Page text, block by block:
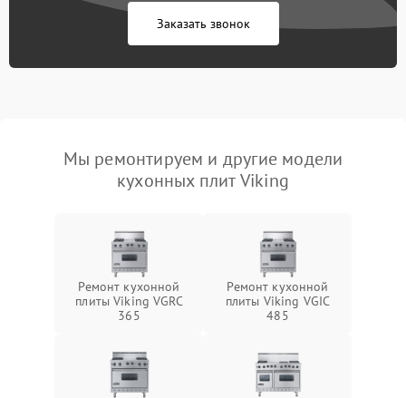
Заказать звонок
Мы ремонтируем и другие модели
кухонных плит Viking
Ремонт кухонной
плиты Viking VGRC
365
Ремонт кухонной
плиты Viking VGIC
485